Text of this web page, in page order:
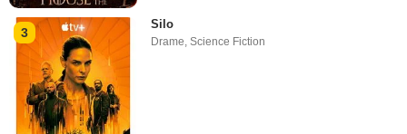
3
Silo
Drame,Science Fiction